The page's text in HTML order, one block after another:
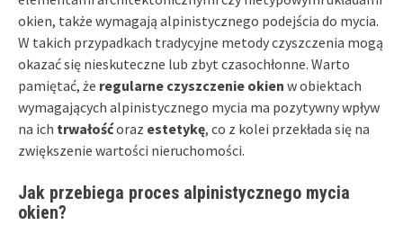
okien, także wymagają alpinistycznego podejścia do mycia.
W takich przypadkach tradycyjne metody czyszczenia mogą
okazać się nieskuteczne lub zbyt czasochłonne. Warto
pamiętać, że regularne czyszczenie okien w obiektach
wymagających alpinistycznego mycia ma pozytywny wpływ
na ich trwałośćoraz estetykę, co z kolei przekłada się na
zwiększenie wartości nieruchomości.
Jak przebiega proces alpinistycznego mycia
okien?